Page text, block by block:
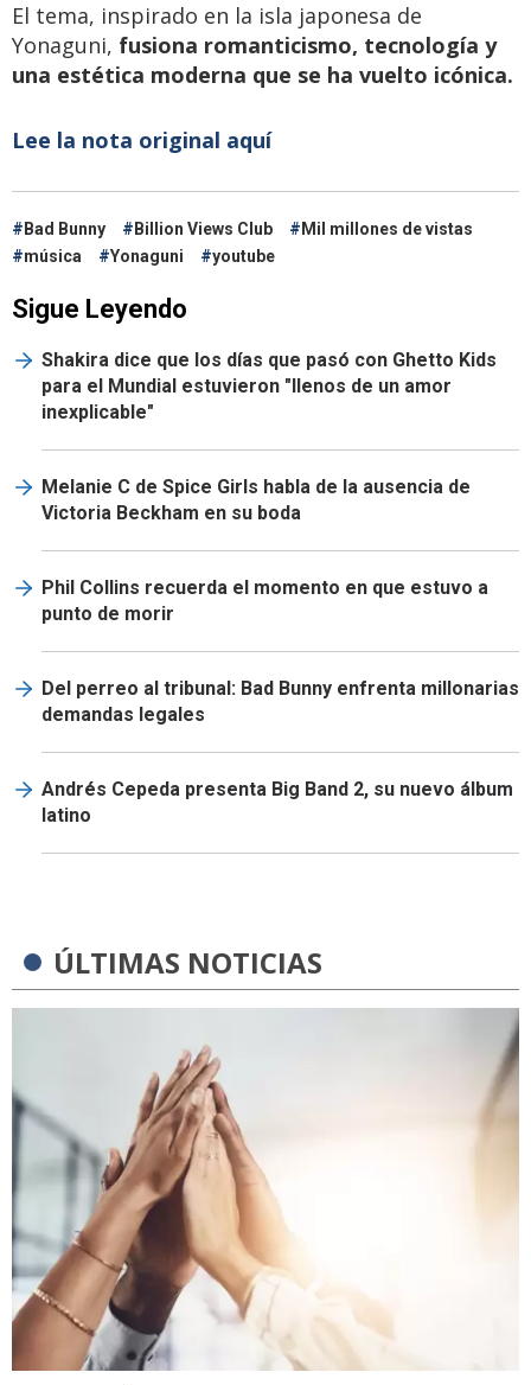
El tema, inspirado en la isla japonesa de
Yonaguni, fusiona romanticismo, tecnología y
una estética moderna que se ha vuelto icónica.
Lee la nota original aquí
Bad Bunny Billion Views Club
Mil millones de vistas
música
Yonaguni youtube
Sigue Leyendo
Shakira dice que los días que pasó con Ghetto Kids
para el Mundial estuvieron "llenos de un amor
inexplicable"
Melanie C de Spice Girls habla de la ausencia de
Victoria Beckham en su boda
Phil Collins recuerda el momento en que estuvo a
punto de morir
Del perreo al tribunal: Bad Bunny enfrenta millonarias
demandas legales
Andrés Cepeda presenta Big Band 2, su nuevo álbum
latino
ÚLTIMAS NOTICIAS